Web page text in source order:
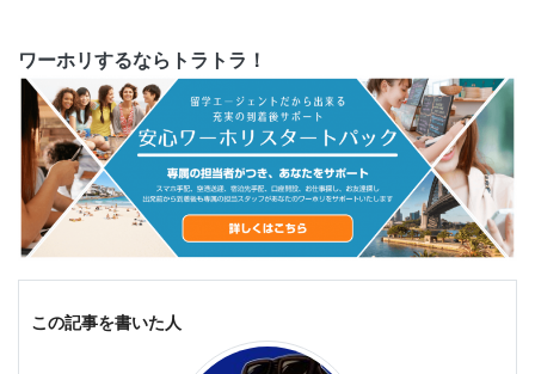
ワーホリするならトラトラ！
この記事を書いた人